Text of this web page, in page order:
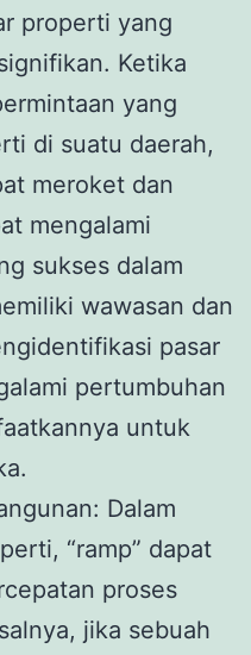
properti yang
Ketika
yang
di suatu daerah,
meroket dan
mengalami
sukses dalam
wawasan dan
pasar
pertumbuhan
untuk
Dalam
“ramp” dapat
proses
jika sebuah